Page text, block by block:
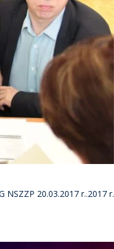
NSZZP 20.03.2017 r..2017 r.